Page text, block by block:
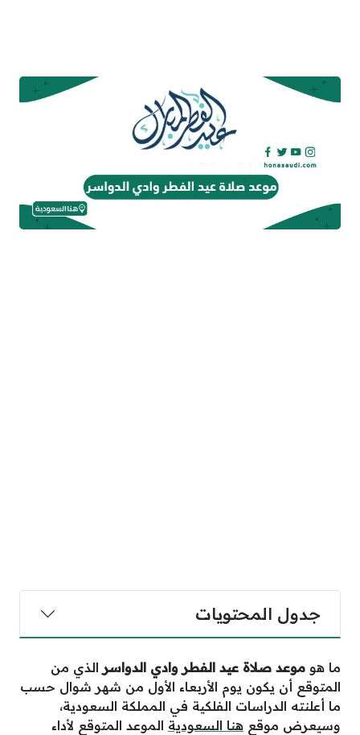
جدول المحتويات
ما هو موعد صلاة عيد الفطر وادي الدواسر الذي من
المتوقع أن يكون يوم الأربعاء الأول من شهر شوال حسب
ما أعلنته الدراسات الفلكية في المملكة السعودية،
وسيعرض موقع هنا السعودية الموعد المتوقع لأداء